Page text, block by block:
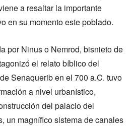
a resaltar la importante
en su momento este poblado.
por Ninus o Nemrod, bisnieto de
el relato bíblico del
Senaquerib en el 700 a.C. tuvo
a nivel urbanístico,
del palacio del
un magnífico sistema de canales